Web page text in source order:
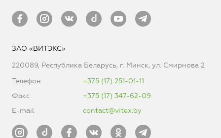
ЗАО «ВИТЭКС»
220089, Республика Беларусь, г. Минск, ул. Смирнова 2
Телефон
+375 (17) 251-01-11
Факс
+375 (17) 347-62-09
E-mail
contact@vitex.by